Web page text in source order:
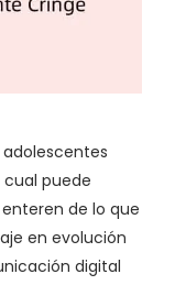
puede
de lo que
en evolución
digital